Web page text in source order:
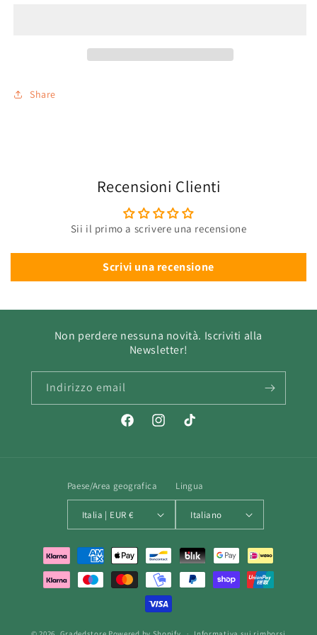
Share
Recensioni Clienti
Sii il primo a scrivere una recensione
Scrivi una recensione
Non perdere nessuna novità. Iscriviti alla
Newsletter!
Indirizzo email
FacebookInstagramTikTok
Paese/Area geografica
Italia | EUR €
Lingua
Italiano
Metodi
pagamento